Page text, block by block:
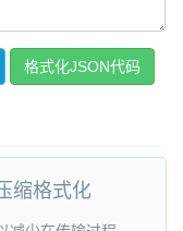
缩格式化